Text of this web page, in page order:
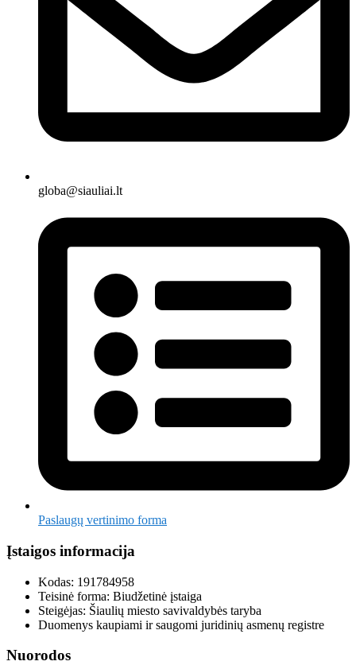
globa@siauliai.lt
Paslaugų vertinimo forma
Įstaigos informacija
Kodas: 191784958
Teisinė forma: Biudžetinė įstaiga
Steigėjas: Šiaulių miesto savivaldybės taryba
Duomenys kaupiami ir saugomi juridinių asmenų registre
Nuorodos